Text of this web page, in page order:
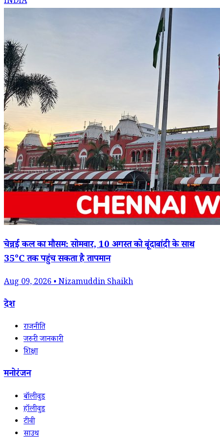
चेन्नई कल का मौसम: सोमवार, 10 अगस्त को बूंदाबांदी के साथ
35°C तक पहुंच सकता है तापमान
Aug 09, 2026 • Nizamuddin Shaikh
देश
राजनीति
जरुरी जानकारी
शिक्षा
मनोरंजन
बॉलीवुड
हॉलीवुड
टीवी
साउथ